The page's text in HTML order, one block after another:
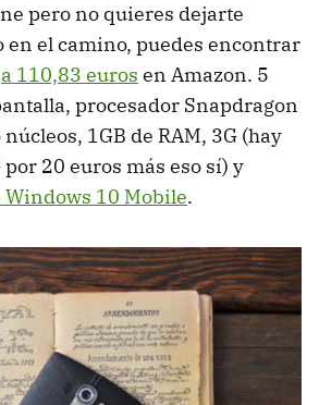
pero no quieres dejarte
en el camino, puedes encontrar
a 110,83 euros en Amazon. 5
procesador Snapdragon
1GB de RAM, 3G (hay
por 20 euros más eso sí) y
Windows 10 Mobile.